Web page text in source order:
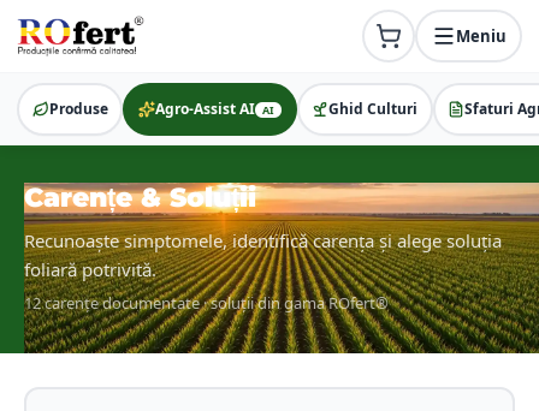
Meniu
Produse Agro-Assist AI AI Ghid Culturi Sfaturi
Carențe & Soluții
Recunoaște simptomele, identifică carența și alege soluția
foliară potrivită.
12carențe documentate · soluții din gama ROfert®